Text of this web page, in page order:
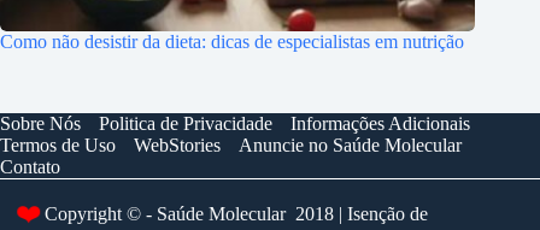
Como não desistir da dieta: dicas de especialistas em nutrição
Sobre Nós Politica de Privacidade
Informações Adicionais
Termos de Uso
WebStories
Anuncie no Saúde Molecular
Contato
❤️Copyright © - Saúde Molecular 2018 | Isenção de